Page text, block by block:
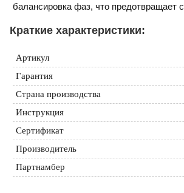
балансировка фаз, что предотвращает
Краткие характеристики:
Артикул
Гарантия
Страна производства
Инструкция
Сертификат
Производитель
Партнамбер